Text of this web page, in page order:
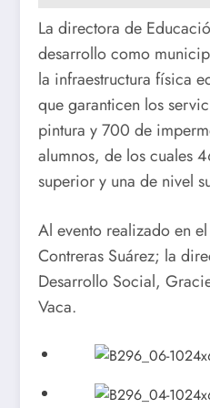
La directora de
desarrollo como
la infraestructura física
que garanticen los
pintura y 700 de
alumnos, de los cuales
superior y una de nivel
Al evento realizado en
Contreras Suárez; la
Desarrollo Social,
Vaca.